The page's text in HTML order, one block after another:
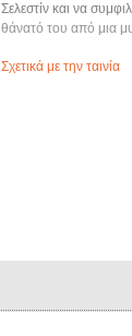
Σελεστίν και να
θάνατό του από μια
Σχετικά με την ταινία